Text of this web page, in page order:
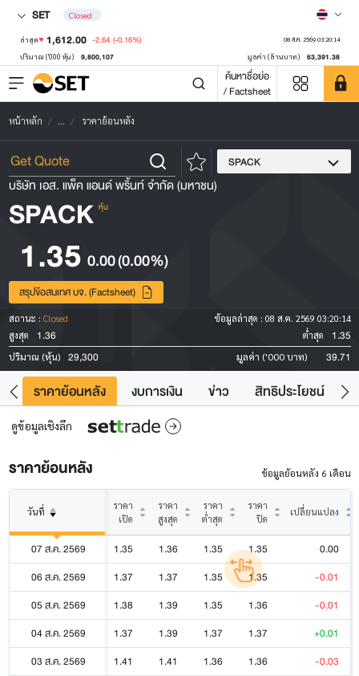
SET Closed
ล่าสุด 1,612.00 -2.64 (-0.16%) 08 ส.ค. 2569 03:20:14
ปริมาณ ('000 หุ้น) 9,800,107 มูลค่า (ล้านบาท) 63,391.38
ค้นหาชื่อย่อ
/ Factsheet
หน้าหลัก ... ราคาย้อนหลัง
SPACK
บริษัท เอส. แพ็ค แอนด์ พริ้นท์ จำกัด (มหาชน)
SPACK หุ้น
1.35 0.00(0.00%)
สรุปข้อสนเทศ บจ. (Factsheet)
สถานะ : Closed ข้อมูลล่าสุด : 08 ส.ค. 2569 03:20:14
สูงสุด
1.36 ต่ำสุด 1.35
ปริมาณ (หุ้น) 29,300 มูลค่า ('000 บาท) 39.71
ราคาย้อนหลัง งบการเงิน ข่าว สิทธิประโยชน์
ดูข้อมูลเชิงลึก
ราคาย้อนหลัง ข้อมูลย้อนหลัง 6 เดือน
วันที่
ราคา
เปิด
ราคา
สูงสุด
ราคา
ต่ำสุด
ราคา
ปิด
เปลี่ยนแปลง
07 ส.ค. 2569 1.35 1.36 1.35 1.35
0.00
06 ส.ค. 2569
1.37 1.37 1.35 1.35
-0.01
05 ส.ค. 2569
1.38 1.39 1.35 1.36
-0.01
04 ส.ค. 2569
1.37 1.39 1.37 1.37
+0.01
03 ส.ค. 2569
1.41 1.41 1.36 1.36
-0.03